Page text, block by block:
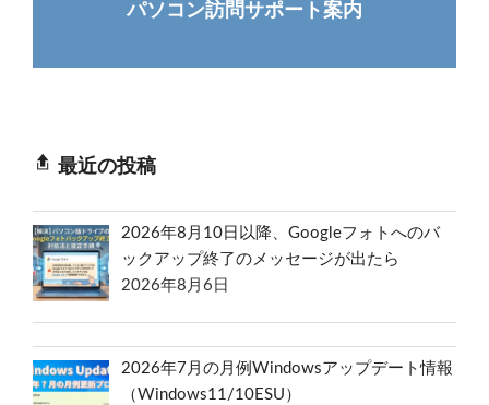
パソコン訪問サポート案内
最近の投稿
2026年8月10日以降、Googleフォトへのバ
ックアップ終了のメッセージが出たら
2026年8月6日
2026年7月の月例Windowsアップデート情報
（Windows11/10ESU）